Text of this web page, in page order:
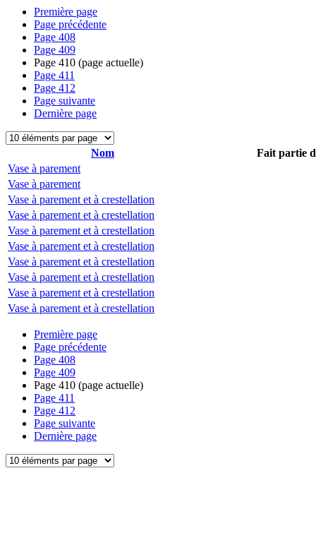
Première page
Page précédente
Page 408
Page 409
Page 410 (page actuelle)
Page 411
Page 412
Page suivante
Dernière page
Nom
Fait partie
Vase à parement
Vase à parement
Vase à parement et à crestellation
Vase à parement et à crestellation
Vase à parement et à crestellation
Vase à parement et à crestellation
Vase à parement et à crestellation
Vase à parement et à crestellation
Vase à parement et à crestellation
Vase à parement et à crestellation
Première page
Page précédente
Page 408
Page 409
Page 410 (page actuelle)
Page 411
Page 412
Page suivante
Dernière page